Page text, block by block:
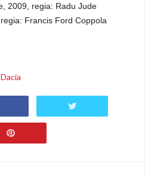
2009, regia: Radu Jude
Francis Ford Coppola